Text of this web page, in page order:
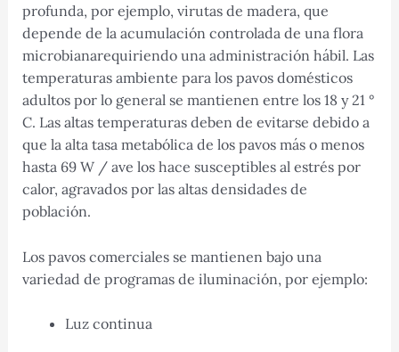
profunda, por ejemplo, virutas de madera, que
depende de la acumulación controlada de una flora
microbianarequiriendo una administración hábil. Las
temperaturas ambiente para los pavos domésticos
adultos por lo general se mantienen entre los 18 y 21 °
C. Las altas temperaturas deben de evitarse debido a
que la alta tasa metabólica de los pavos más o menos
hasta 69 W / ave los hace susceptibles al estrés por
calor, agravados por las altas densidades de
población.
Los pavos comerciales se mantienen bajo una
variedad de programas de iluminación, por ejemplo:
Luz continua